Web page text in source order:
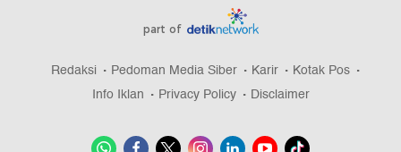
part of
Redaksi Pedoman Media Siber Karir
Kotak Pos
Info Iklan
Privacy Policy Disclaimer